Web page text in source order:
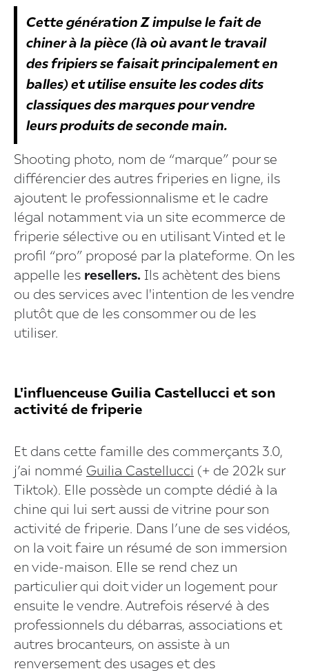
Cette génération Z impulse le fait de
chiner à la pièce (là où avant le travail
des fripiers se faisait principalement en
balles) et utilise ensuite les codes dits
classiques des marques pour vendre
leurs produits de seconde main.
Shooting photo, nom de “marque” pour se
différencier des autres friperies en ligne, ils
ajoutent le professionnalisme et le cadre
légal notamment via un site ecommerce de
friperie sélective ou en utilisant Vinted et le
profil “pro” proposé par la plateforme. On les
appelle les resellers. Ils achètent des biens
ou des services avec l'intention de les vendre
plutôt que de les consommer ou de les
utiliser.
L'influenceuse Guilia Castellucci et son
activité de friperie
Et dans cette famille des commerçants 3.0,
j’ai nommé Guilia Castellucci (+ de 202k sur
Tiktok). Elle possède un compte dédié à la
chine qui lui sert aussi de vitrine pour son
activité de friperie. Dans l’une de ses vidéos,
on la voit faire un résumé de son immersion
en vide-maison. Elle se rend chez un
particulier qui doit vider un logement pour
ensuite le vendre. Autrefois réservé à des
professionnels du débarras, associations et
autres brocanteurs, on assiste à un
renversement des usages et des